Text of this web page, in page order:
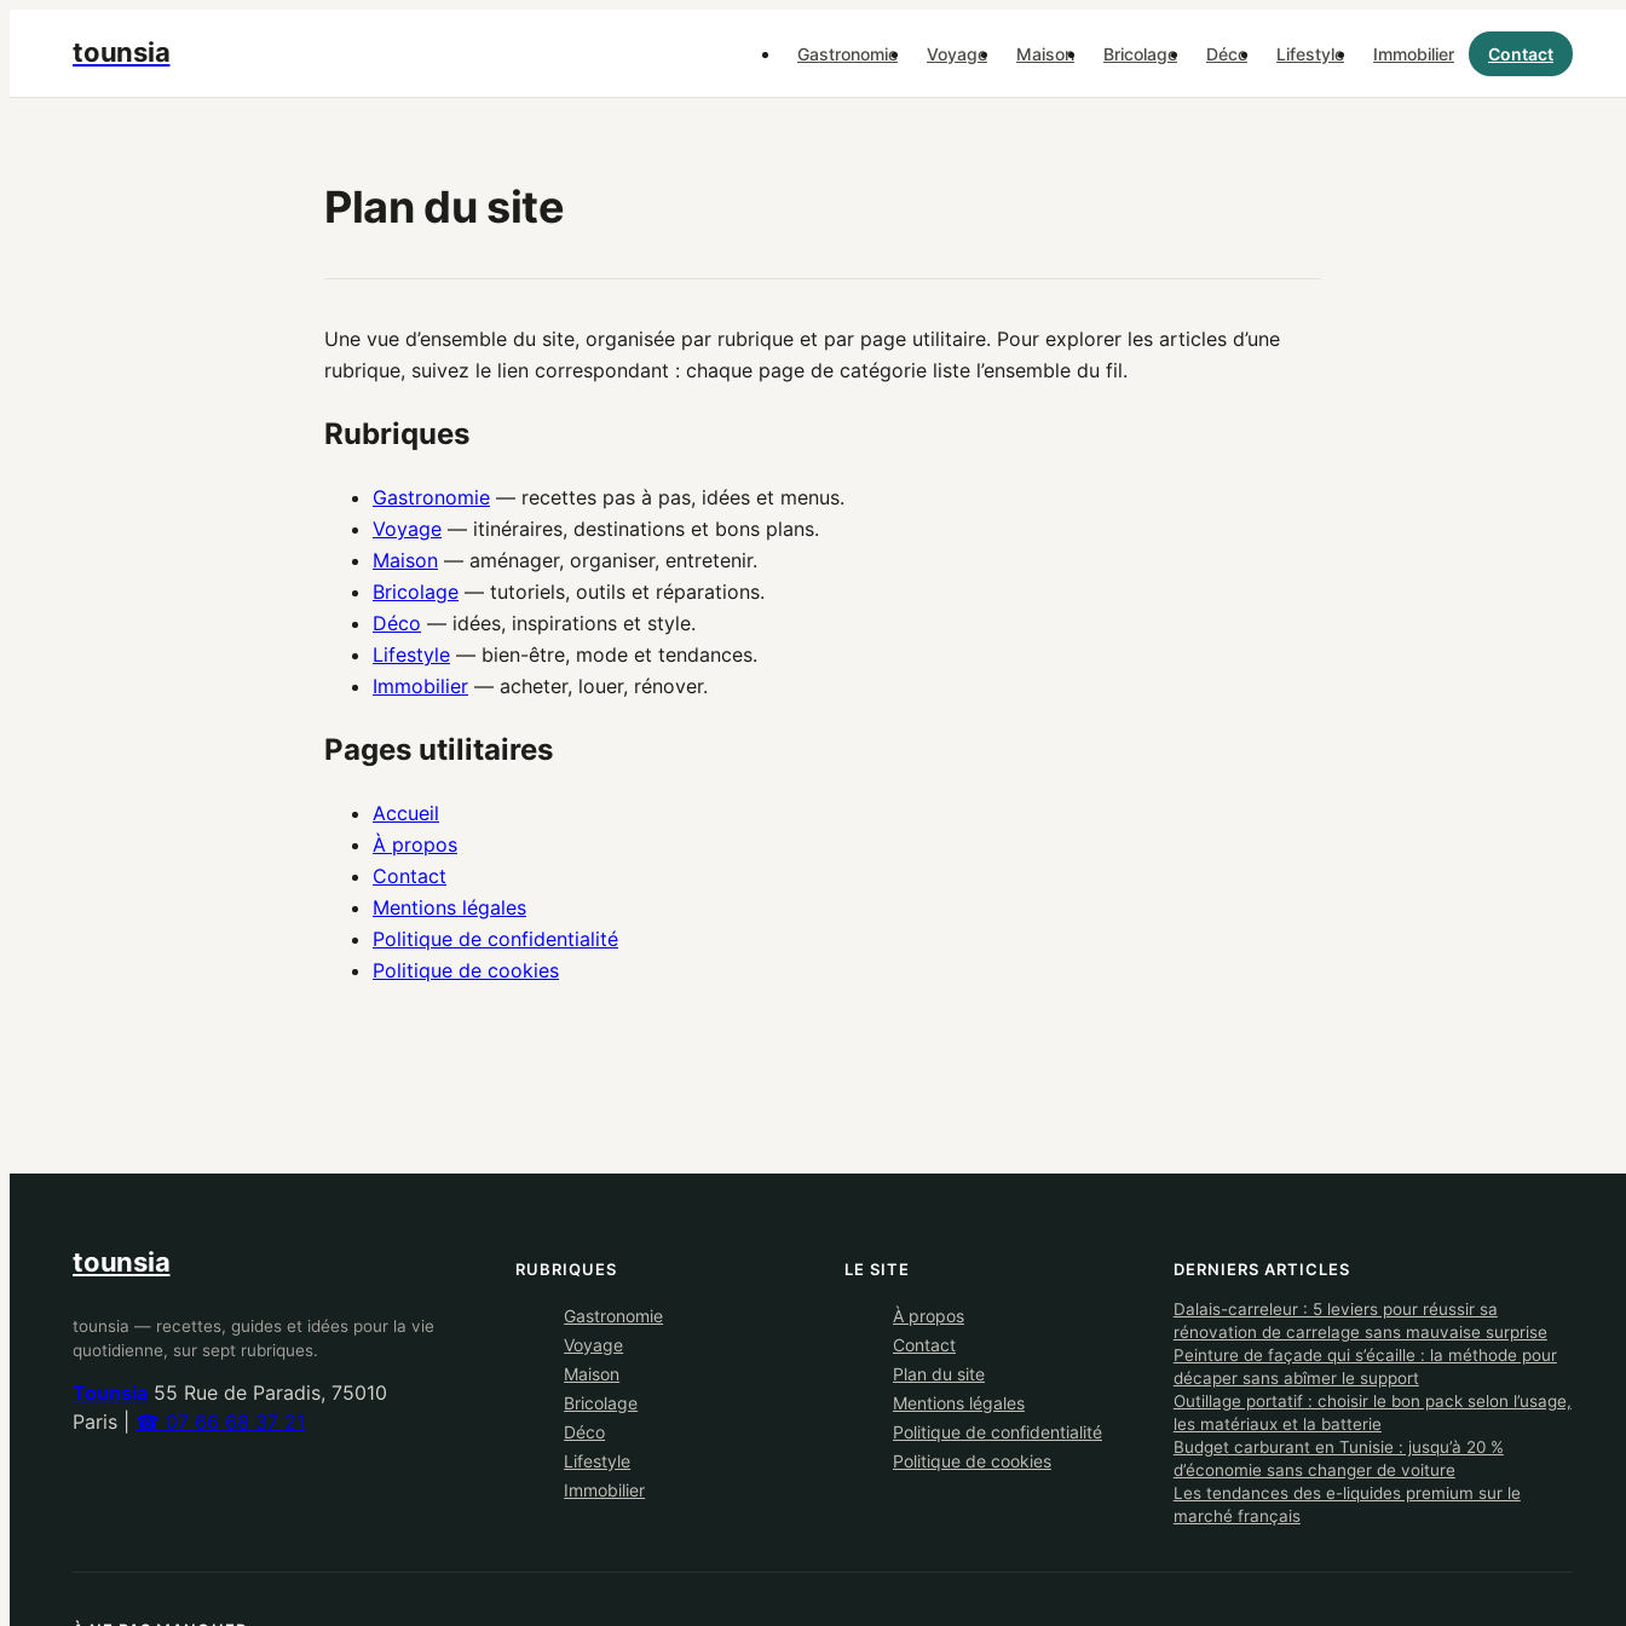
tounsia Gastronomie Voyage Maison Bricolage Déco Lifestyle Immobilier Contact
Plan du site
Une vue d’ensemble du site, organisée par rubrique et par page utilitaire. Pour explorer les articles d’une
rubrique, suivez le lien correspondant : chaque page de catégorie liste l’ensemble du fil.
Rubriques
Gastronomie — recettes pas à pas, idées et menus.
Voyage — itinéraires, destinations et bons plans.
Maison — aménager, organiser, entretenir.
Bricolage — tutoriels, outils et réparations.
Déco — idées, inspirations et style.
Lifestyle — bien-être, mode et tendances.
Immobilier — acheter, louer, rénover.
Pages utilitaires
Accueil
À propos
Contact
Mentions légales
Politique de confidentialité
Politique de cookies
tounsia
tounsia — recettes, guides et idées pour la vie
quotidienne, sur sept rubriques.
Tounsia 55 Rue de Paradis, 75010
Paris
☎ 07 66 68 37 21
RUBRIQUES
Gastronomie
Voyage
Maison
Bricolage
Déco
Lifestyle
Immobilier
LE SITE
À propos
Contact
Plan du site
Mentions légales
Politique de confidentialité
Politique de cookies
DERNIERS ARTICLES
Dalais-carreleur : 5 leviers pour réussir sa
rénovation de carrelage sans mauvaise surprise
Peinture de façade qui s’écaille : la méthode pour
décaper sans abîmer le support
Outillage portatif : choisir le bon pack selon l’usage,
les matériaux et la batterie
Budget carburant en Tunisie : jusqu’à 20 %
d’économie sans changer de voiture
Les tendances des e-liquides premium sur le
marché français